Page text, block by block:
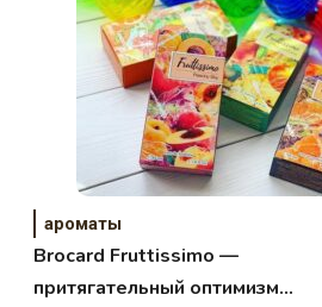
ароматы
Brocard Fruttissimo —
притягательный оптимизм